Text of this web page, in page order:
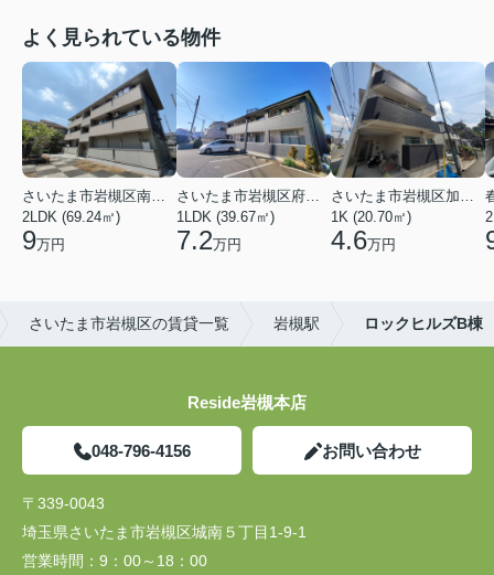
よく見られている物件
2LDK (69.24㎡)
9万円
1LDK (39.67㎡)
7.2万円
1K (20.70㎡)
4.6万円
さいたま市岩槻区の賃貸一覧 岩槻駅 ロックヒルズB棟
Reside岩槻本店
048-796-4156 お問い合わせ
〒339-0043
埼玉県さいたま市岩槻区城南５丁目1-9-1
営業時間： 9：00～18：00